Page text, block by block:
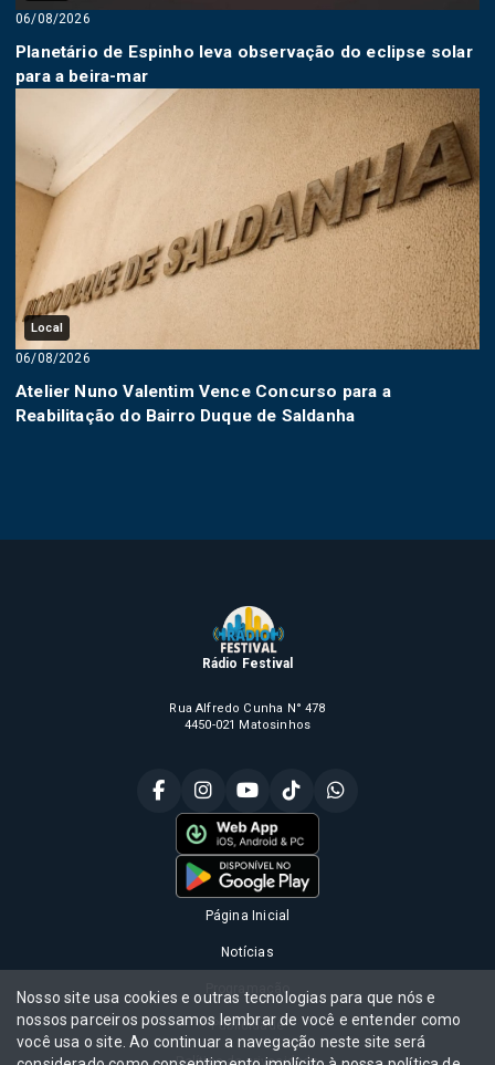
06/08/2026
Planetário de Espinho leva observação do eclipse solar
para a beira-mar
Local
06/08/2026
Atelier Nuno Valentim Vence Concurso para a
Reabilitação do Bairro Duque de Saldanha
Rádio Festival
Rua Alfredo Cunha N° 478
4450-021 Matosinhos
Página Inicial
Notícias
Programação
Publicidade
Política de privacidade
Nosso site usa cookies e outras tecnologias para que nós e
nossos parceiros possamos lembrar de você e entender como
você usa o site. Ao continuar a navegação neste site será